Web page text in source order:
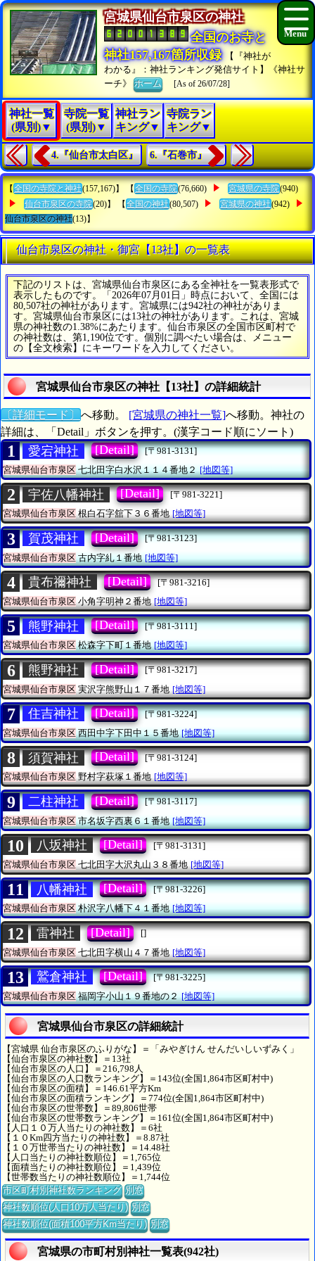
宮城県仙台市泉区の神社
全国のお寺と
神社157,167箇所収録
【『神社が
わかる』：神社ランキング発信サイト】《神社サ
ーチ》ホーム [As of 26/07/28]
神社一覧
(県別)▼
寺院一覧
(県別)▼
神社ラン
キング▼
寺院ラン
キング▼
4.『仙台市太白区』 6.『石巻市』
【 全国の寺院と神社(157,167)】 【 全国の寺院(76,660) 宮城県の寺院(940)
仙台市泉区の寺院(20)】 【 全国の神社(80,507) 宮城県の神社(942)
仙台市泉区の神社(13)】
仙台市泉区の神社・御宮【13社】の一覧表
下記のリストは、宮城県仙台市泉区にある全神社を一覧表形式で
表示したものです。「2026年07月01日」時点において、全国には
80,507社の神社があります。宮城県には942社の神社がありま
す。宮城県仙台市泉区には13社の神社があります。これは、宮城
県の神社数の1.38%にあたります。仙台市泉区の全国市区町村で
の神社数は、第1,190位です。個別に調べたい場合は、メニュー
の【全文検索】にキーワードを入力してください。
宮城県仙台市泉区の神社【13社】の詳細統計
〔詳細モード〕 へ移動。 [宮城県の神社一覧]へ移動。神社の
詳細は、「Detail」ボタンを押す。(漢字コード順にソート)
1 愛宕神社 [Detail]
[〒981-3131]
宮城県仙台市泉区七北田字白水沢１１４番地２ [地図等]
2 宇佐八幡神社 [Detail]
[〒981-3221]
宮城県仙台市泉区根白石字舘下３６番地 [地図等]
3 賀茂神社 [Detail]
[〒981-3123]
宮城県仙台市泉区古内字糺１番地 [地図等]
4 貴布禰神社 [Detail]
[〒981-3216]
宮城県仙台市泉区 小角字明神２番地 [地図等]
5 熊野神社 [Detail]
[〒981-3111]
宮城県仙台市泉区松森字下町１番地 [地図等]
6 熊野神社 [Detail]
[〒981-3217]
宮城県仙台市泉区 実沢字熊野山１７番地 [地図等]
7 住吉神社 [Detail]
[〒981-3224]
宮城県仙台市泉区西田中字下田中１５番地 [地図等]
8 須賀神社 [Detail]
[〒981-3124]
宮城県仙台市泉区野村字萩塚１番地 [地図等]
9 二柱神社 [Detail]
[〒981-3117]
宮城県仙台市泉区市名坂字西裏６１番地 [地図等]
10 八坂神社 [Detail]
[〒981-3131]
宮城県仙台市泉区 七北田字大沢丸山３８番地 [地図等]
11 八幡神社 [Detail]
[〒981-3226]
宮城県仙台市泉区朴沢字八幡下４１番地 [地図等]
12 雷神社 [Detail]
[]
宮城県仙台市泉区 七北田字横山４７番地 [地図等]
13 鷲倉神社 [Detail]
[〒981-3225]
宮城県仙台市泉区福岡字小山１９番地の２ [地図等]
宮城県仙台市泉区の詳細統計
【宮城県 仙台市泉区のふりがな】＝「みやぎけん せんだいしいずみく」
【仙台市泉区の神社数】＝13社
【仙台市泉区の人口】＝216,798人
【仙台市泉区の人口数ランキング】＝143位(全国1,864市区町村中)
【仙台市泉区の面積】＝146.61平方Km
【仙台市泉区の面積ランキング】＝774位(全国1,864市区町村中)
【仙台市泉区の世帯数】＝89,806世帯
【仙台市泉区の世帯数ランキング】＝161位(全国1,864市区町村中)
【人口１０万人当たりの神社数】＝6社
【１０Km四方当たりの神社数】＝8.87社
【１０万世帯当たりの神社数】＝14.48社
【人口当たりの神社数順位】＝1,765位
【面積当たりの神社数順位】＝1,439位
【世帯数当たりの神社数順位】＝1,744位
市区町村別神社数ランキング 別窓
神社数順位(人口10万人当たり) 別窓
神社数順位(面積100平方Km当たり) 別窓
宮城県の市町村別神社一覧表(942社)